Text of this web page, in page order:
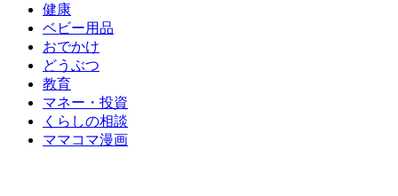
健康
ベビー用品
おでかけ
どうぶつ
教育
マネー・投資
くらしの相談
ママコマ漫画